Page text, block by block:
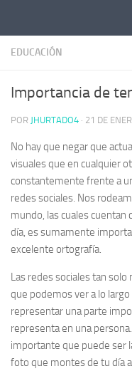
EDUCACIÓN
Importancia de
POR JHURTADO4 · 21 DE
No hay que negar que
visuales que en cualquier
constantemente frente a
redes sociales. Nos
mundo, las cuales cuentan
día, es sumamente
excelente ortografía.
Las redes sociales tan
que podemos ver a lo
representar una parte
representa en una
importante que puede ser
foto que montes de tu día